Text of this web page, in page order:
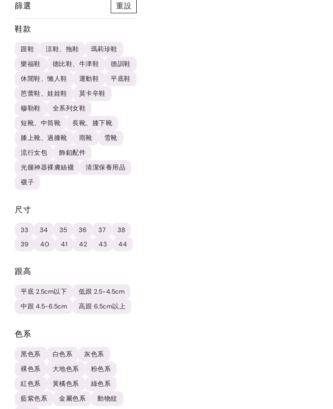
篩選 重設
鞋款
跟鞋 涼鞋、拖鞋
瑪莉珍鞋
樂福鞋
德比鞋、牛津鞋
德訓鞋
休閒鞋、懶人鞋
運動鞋
平底鞋
芭蕾鞋、娃娃鞋
莫卡辛鞋
穆勒鞋
全系列女鞋
短靴、中筒靴
長靴、膝下靴
膝上靴、過膝靴
雨靴
雪靴
流行女包
飾釦配件
光腿神器裸膚絲襪
清潔保養用品
襪子
尺寸
33 34 35 36 37
38
39
40 41 42 43 44
跟高
平底 2.5cm以下
低跟 2.5-4.5cm
中跟 4.5-6.5cm
高跟 6.5cm以上
色系
黑色系 白色系
灰色系
裸色系
大地色系
粉色系
紅色系
黃橘色系
綠色系
藍紫色系
金屬色系 動物紋